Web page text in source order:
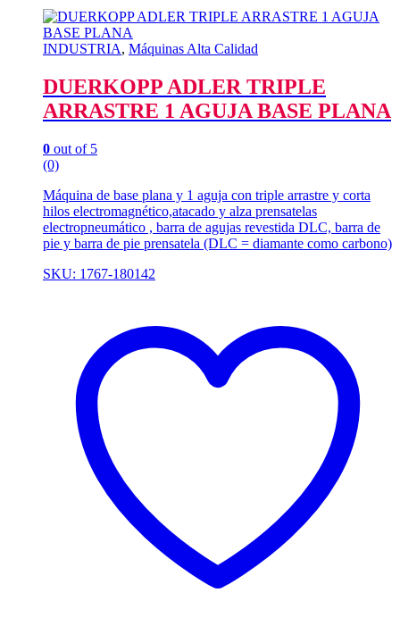
INDUSTRIA, Máquinas Alta Calidad
DUERKOPP ADLER TRIPLE
ARRASTRE 1 AGUJA BASE PLANA
0 out of 5
(0)
Máquina de base plana y 1 aguja con triple arrastre y corta
hilos electromagnético,atacado y alza prensatelas
electropneumático , barra de agujas revestida DLC, barra de
pie y barra de pie prensatela (DLC = diamante como carbono)
SKU: 1767-180142